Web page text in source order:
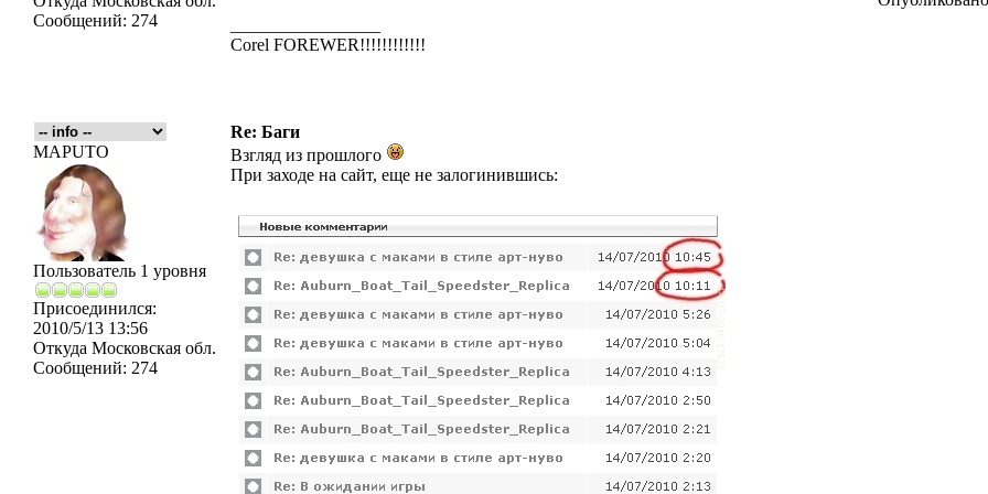
Сообщений: 274
Corel FOREWER!!!!!!!!!!!!
Re: Баги
MAPUTO
Пользователь 1 уровня
Присоединился:
2010/5/13 13:56
Откуда Московская обл.
Сообщений: 274
Взгляд из прошлого
При заходе на сайт, еще не залогинившись: